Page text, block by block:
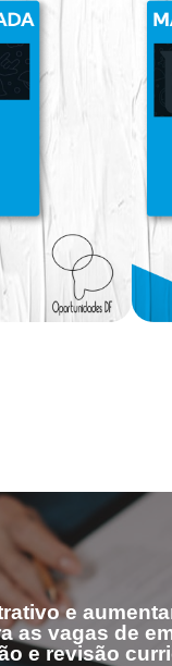
e
as vagas de
e revisão